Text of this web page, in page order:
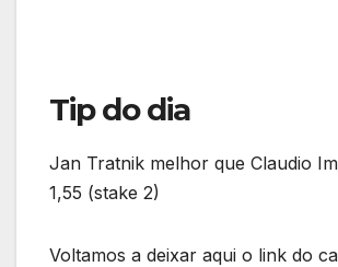
Tip do dia
Jan Tratnik melhor que Claudio
1,55 (stake 2)
Voltamos a deixar aqui o link do